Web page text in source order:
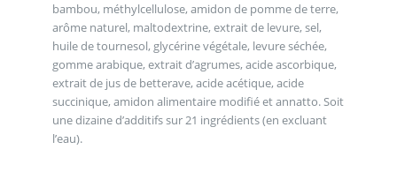
bambou, méthylcellulose, amidon de pomme de terre,
arôme naturel, maltodextrine, extrait de levure, sel,
huile de tournesol, glycérine végétale, levure séchée,
gomme arabique, extrait d’agrumes, acide ascorbique,
extrait de jus de betterave, acide acétique, acide
succinique, amidon alimentaire modifié et annatto. Soit
une dizaine d’additifs sur 21 ingrédients (en excluant
l’eau).